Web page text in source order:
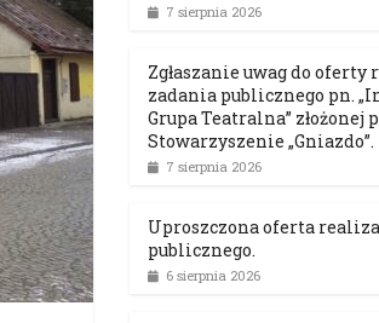
7 sierpnia 2026
Zgłaszanie uwag do oferty
zadania publicznego pn.
Grupa Teatralna” złożonej
Stowarzyszenie „Gniazdo”.
7 sierpnia 2026
Uproszczona oferta
publicznego.
6 sierpnia 2026